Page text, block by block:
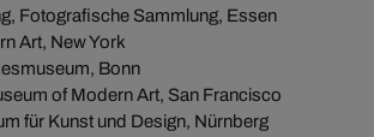
Fotografische Sammlung, Essen
Art, New York
Bonn
of Modern Art, San Francisco
für Kunst und Design, Nürnberg